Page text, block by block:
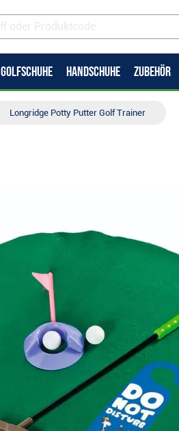
GOLFSCHUHE HANDSCHUHE ZUBEHÖR
Longridge Potty Putter Golf Trainer